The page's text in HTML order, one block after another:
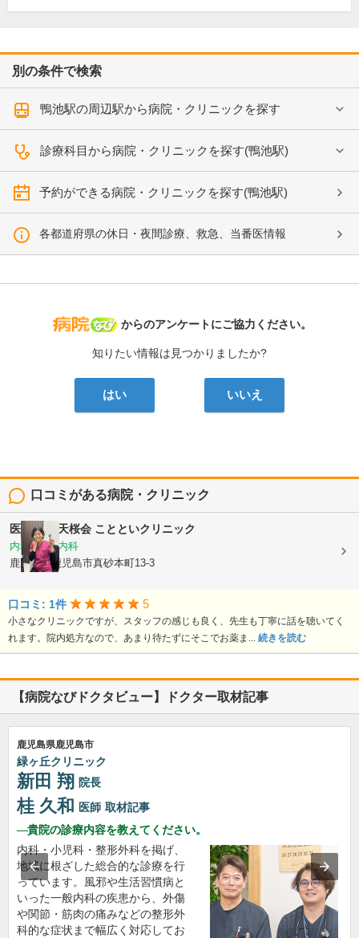
別の条件で検索
鴨池駅の周辺駅から病院・クリニックを探す
診療科目から病院・クリニックを探す(鴨池駅)
予約ができる病院・クリニックを探す(鴨池駅)
各都道府県の休日・夜間診療、救急、当番医情報
病院なび
からのアンケートにご協力ください。
知りたい情報は見つかりましたか?
はい いいえ
口コミがある病院・クリニック
医療法人 天桜会 ことといクリニック
内科, 血液内科
鹿児島県鹿児島市真砂本町13-3
口コミ: 1件 5
小さなクリニックですが、スタッフの感じも良く、先生も丁寧に話を聴いてく
れます。院内処方なので、あまり待たずにそこでお薬ま... 続きを読む
【病院なびドクタビュー】ドクター取材記事
鹿児島県鹿児島市
緑ヶ丘クリニック
新田 翔 院長
桂 久和 医師 取材記事
貴院の診療内容を教えてください。
内科・小児科・整形外科を掲げ、
地域に根ざした総合的な診療を行
っています。風邪や生活習慣病と
いった一般内科の疾患から、外傷
や関節・筋肉の痛みなどの整形外
科的な症状まで幅広く対応してお